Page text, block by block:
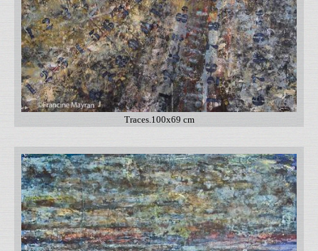
Traces.100x69 cm